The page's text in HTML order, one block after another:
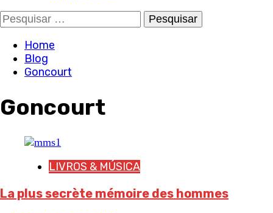
Pesquisar
por:
Home
Blog
Goncourt
Goncourt
LIVROS & MÚSICA
La plus secrète mémoire des hommes